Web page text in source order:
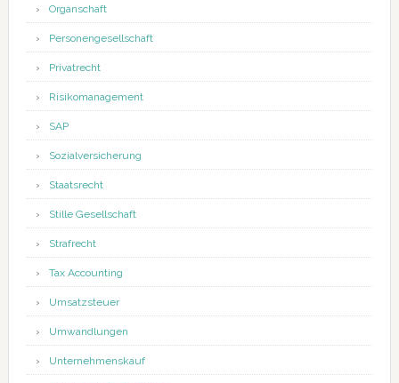
Organschaft
Personengesellschaft
Privatrecht
Risikomanagement
SAP
Sozialversicherung
Staatsrecht
Stille Gesellschaft
Strafrecht
Tax Accounting
Umsatzsteuer
Umwandlungen
Unternehmenskauf